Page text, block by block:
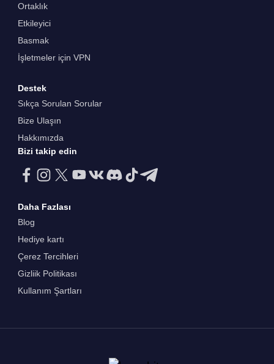
Ortaklık
Etkileyici
Basmak
İşletmeler için VPN
Destek
Sıkça Sorulan Sorular
Bize Ulaşın
Hakkımızda
Bizi takip edin
Daha Fazlası
Blog
Hediye kartı
Çerez Tercihleri
Gizliik Politikası
Kullanım Şartları